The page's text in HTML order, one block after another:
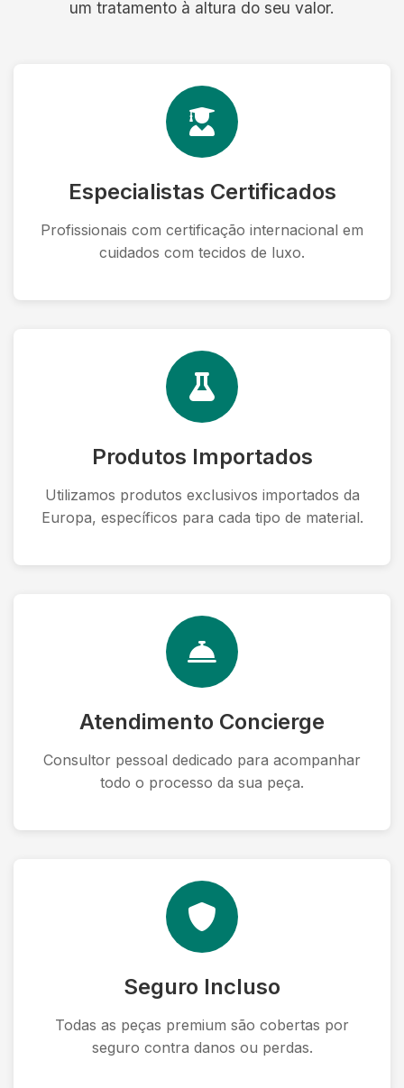
um tratamento à altura do seu valor.
Especialistas Certificados
Profissionais com certificação internacional em
cuidados com tecidos de luxo.
Produtos Importados
Utilizamos produtos exclusivos importados da
Europa, específicos para cada tipo de material.
Atendimento Concierge
Consultor pessoal dedicado para acompanhar
todo o processo da sua peça.
Seguro Incluso
Todas as peças premium são cobertas por
seguro contra danos ou perdas.